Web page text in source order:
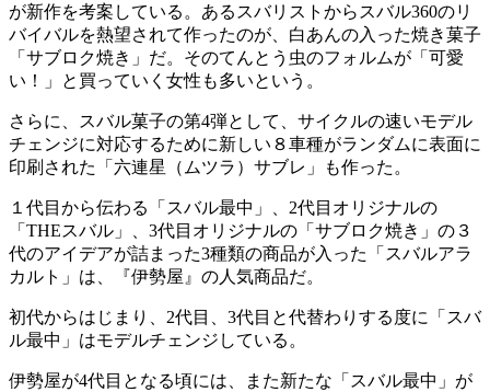
が新作を考案している。あるスバリストからスバル360のリ
バイバルを熱望されて作ったのが、白あんの入った焼き菓子
「サブロク焼き」だ。そのてんとう虫のフォルムが「可愛
い！」と買っていく女性も多いという。
さらに、スバル菓子の第4弾として、サイクルの速いモデル
チェンジに対応するために新しい８車種がランダムに表面に
印刷された「六連星（ムツラ）サブレ」も作った。
１代目から伝わる「スバル最中」、2代目オリジナルの
「THEスバル」、3代目オリジナルの「サブロク焼き」の３
代のアイデアが詰まった3種類の商品が入った「スバルアラ
カルト」は、『伊勢屋』の人気商品だ。
初代からはじまり、2代目、3代目と代替わりする度に「スバ
ル最中」はモデルチェンジしている。
伊勢屋が4代目となる頃には、また新たな「スバル最中」が